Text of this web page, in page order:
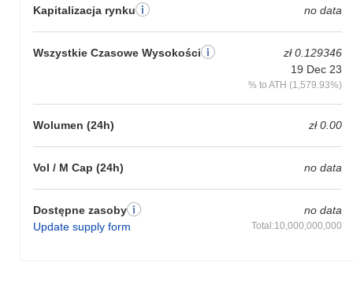
Kapitalizacja rynku no data
Wszystkie Czasowe Wysokości
zł 0.129346
19 Dec 23
% to ATH (1,579.93%)
Wolumen (24h) zł 0.00
Vol / M Cap (24h) no data
Dostępne zasoby
Update supply form
no data
Total:10,000,000,000